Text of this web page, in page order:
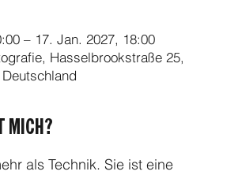
– 17. Jan. 2027, 18:00
Hasselbrookstraße 25,
MICH?
als Technik. Sie ist eine